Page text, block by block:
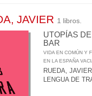
JAVIER 1 libros.
UTOPÍAS
BAR
VIDA EN COMÚN Y
EN LA ESPAÑA
RUEDA, JAVIER
LENGUA DE